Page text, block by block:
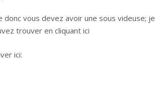
vous devez avoir une sous videuse; je
trouver en cliquant ici
ici: